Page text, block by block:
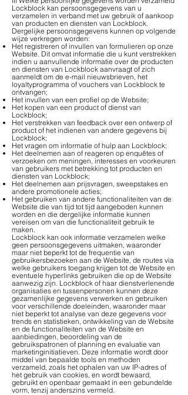
Lockblock kan persoonsgegevens van u
verzamelen in verband met uw gebruik of aankoop
van producten en diensten van Lockblock.
Dergelijke persoonsgegevens kunnen op volgende
wijze verkregen worden:
Het registreren of invullen van formulieren op onze
Website. Dit omvat informatie die u kunt verstrekken
indien u aanvullende informatie over de producten
en diensten van Lockblock aanvraagt of zich
aanmeldt om de e-mail nieuwsbrieven, het
loyaltyprogramma of vouchers van Lockblock te
ontvangen;
Het invullen van een profiel op de Website;
Het kopen van een product of dienst van
Lockblock;
Het verstrekken van feedback over een ontwerp of
product of het indienen van andere gegevens bij
Lockblock;
Het vragen om informatie of hulp aan Lockblock;
Het deelnemen aan of reageren op enquêtes of
verzoeken om meningen, interesses en voorkeuren
van gebruikers met betrekking tot producten en
diensten van Lockblock;
Het deelnemen aan prijsvragen, sweepstakes en
andere promotionele acties;
Het gebruiken van andere functionaliteiten van de
Website die van tijd tot tijd aangeboden kunnen
worden en die dergelijke informatie kunnen
vereisen om van die functionaliteit gebruik te
maken.
Lockblock kan ook informatie verzamelen welke
geen persoonsgegevens uitmaken, waaronder
maar niet beperkt tot de frequentie van
gebruikersbezoeken aan de Website, de routes via
welke gebruikers toegang krijgen tot de Website en
eventuele hyperlinks gebruiken die op de Website
aanwezig zijn. Lockblock of haar dienstverlenende
organisaties en tussenpersonen kunnen deze
gezamenlijke gegevens verwerken en gebruiken
voor verschillende doeleinden, waaronder maar
niet beperkt tot analyse van deze gegevens voor
trends en statistieken, ontwikkeling van de Website
en de functionaliteiten van de Website en
aanbiedingen, beoordeling van de
gebruikspatronen of planning en evaluatie van
marketinginitiatieven. Deze informatie wordt door
middel van bepaalde tools en methoden
verzameld, zoals het ophalen van uw IP-adres of
het gebruik van cookies, en wordt bewaard,
gebruikt en openbaar gemaakt in een gebundelde
vorm, tenzij anderszins vermeld.